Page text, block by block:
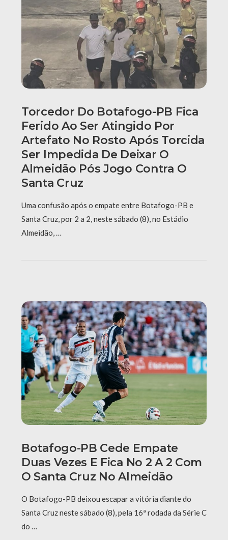
Torcedor Do Botafogo-PB Fica
Ferido Ao Ser Atingido Por
Artefato No Rosto Após Torcida
Ser Impedida De Deixar O
Almeidão Pós Jogo Contra O
Santa Cruz
Uma confusão após o empate entre Botafogo-PB e
Santa Cruz, por 2 a 2, neste sábado (8), no Estádio
Almeidão, …
Botafogo-PB Cede Empate
Duas Vezes E Fica No 2 A 2 Com
O Santa Cruz No Almeidão
O Botafogo-PB deixou escapar a vitória diante do
Santa Cruz neste sábado (8), pela 16ª rodada da Série C
do …